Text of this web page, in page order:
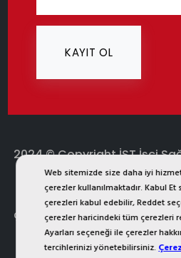
Web sitemizde size daha iyi
çerezler kullanılmaktadır. Kabul
çerezleri kabul edebilir, Reddet
çerezler haricindeki tüm çerezleri
Ayarları seçeneği ile çerezler
tercihlerinizi yönetebilirsiniz.
KAYIT OL
2024 © Copyright İST İşçi
Ltd. Şti.
ist.com.tr internet sitesinde
çizim, animasyon ve diğer
kopyalanması ya da
Saklıdır.